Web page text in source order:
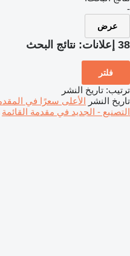
-
عرض
38 إعلانات: نتائج البحث
فلتر
ترتيب: تاريخ النشر
تاريخ النشر الأعلى سعرًا في
التصنيع - الجديد في مقدمة القائمة